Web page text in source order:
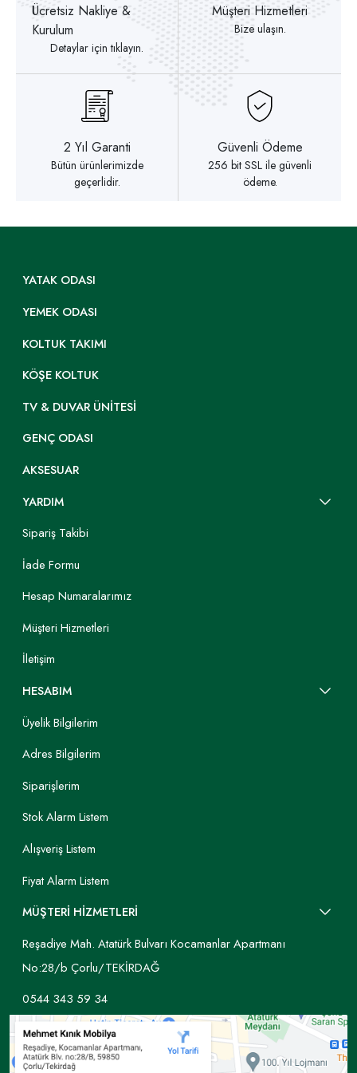
Ücretsiz Nakliye &
Kurulum
Detaylar için tıklayın.
Müşteri Hizmetleri
Bize ulaşın.
2 Yıl Garanti
Bütün ürünlerimizde
geçerlidir.
Güvenli Ödeme
256 bit SSL ile güvenli
ödeme.
YATAK ODASI
YEMEK ODASI
KOLTUK TAKIMI
KÖŞE KOLTUK
TV & DUVAR ÜNITESI
GENÇ ODASI
AKSESUAR
YARDIM
Sipariş Takibi
İade Formu
Hesap Numaralarımız
Müşteri Hizmetleri
İletişim
HESABIM
Üyelik Bilgilerim
Adres Bilgilerim
Siparişlerim
Stok Alarm Listem
Alışveriş Listem
Fiyat Alarm Listem
MÜŞTERİ HİZMETLERİ
Reşadiye Mah. Atatürk Bulvarı Kocamanlar Apartmanı
No:28/b Çorlu/TEKİRDAĞ
0544 343 59 34